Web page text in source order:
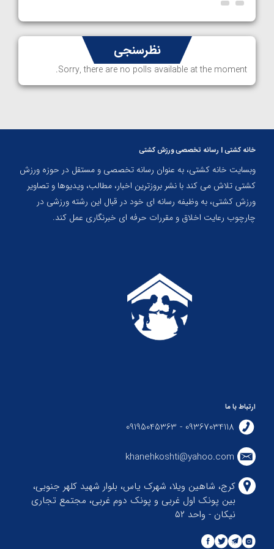
نظرسنجی
Sorry, there are no polls available at the moment.
خانه کشتی | رسانه تخصصی ورزش کشتی
وبسایت خانه کشتی، به عنوان رسانه تخصصی و مستقل در حوزه ورزش
کشتی تلاش می کند با نشر بروزترین اخبار، مطالب، ویدیوها و تصاویر
ورزش کشتی، به وظیفه رسانه ای خود در قبال این رشته ورزشی در
چارچوب رعایت اخلاق و مقررات حرفه ای خبرنگاری عمل کند.
ارتباط با ما
09367034118 - 09195045363
khanehkoshti@yahoo.com
کرج، شاهین ویلا، شهرک یاس، بلوار شهید کلهر جنوبی،
بین پونک اول غربی و پونک دوم غربی، مجتمع تجاری
نیکان - واحد ۵۲